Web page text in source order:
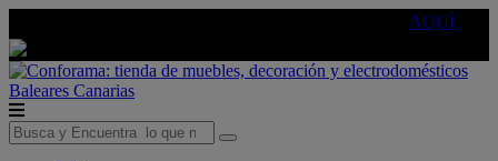
AQUÍ
Baleares Canarias